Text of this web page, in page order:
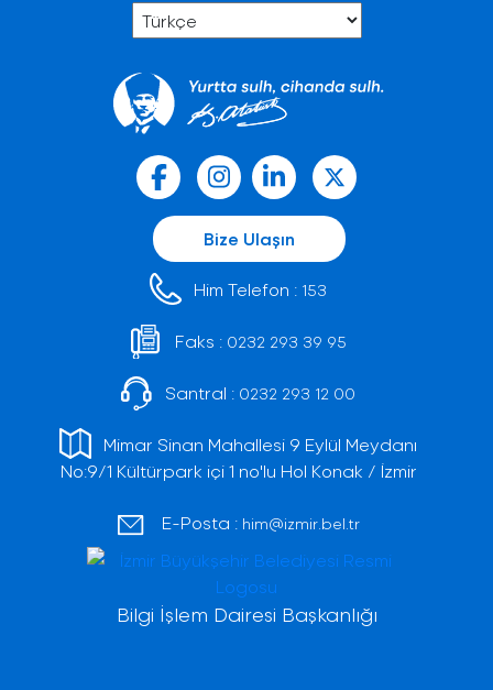
Bize Ulaşın
Him Telefon : 153
Faks : 0232 293 39 95
Santral : 0232 293 12 00
Mimar Sinan Mahallesi 9 Eylül Meydanı
No:9/1 Kültürpark içi 1 no'lu Hol Konak / İzmir
E-Posta : him@izmir.bel.tr
Bilgi İşlem Dairesi Başkanlığı